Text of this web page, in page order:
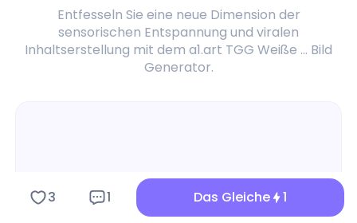
Entfesseln Sie eine neue Dimension der
sensorischen Entspannung und viralen
Inhaltserstellung mit dem a1.art TGG Weiße ... Bild
Generator.
3 1 Das Gleiche 1